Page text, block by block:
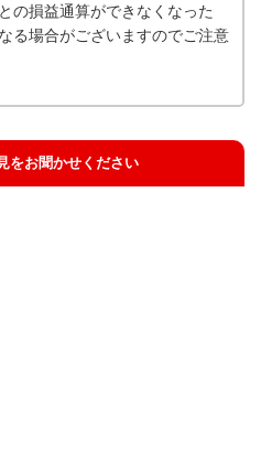
の損益通算ができなくなった
る場合がございますのでご注意
をお聞かせください